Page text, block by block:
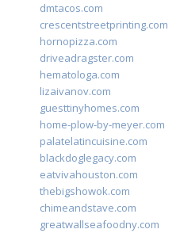
dmtacos.com
crescentstreetprinting.com
hornopizza.com
driveadragster.com
hematologa.com
lizaivanov.com
guesttinyhomes.com
home-plow-by-meyer.com
palatelatincuisine.com
blackdoglegacy.com
eatvivahouston.com
thebigshowok.com
chimeandstave.com
greatwallseafoodny.com